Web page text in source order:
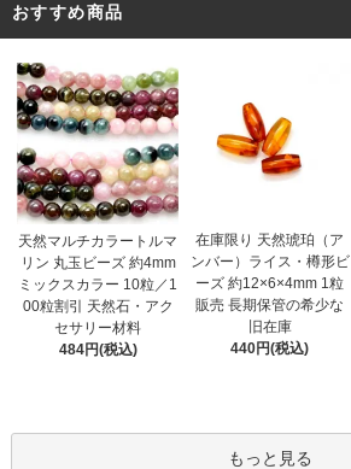
おすすめ商品
天然マルチカラートルマ
リン 丸玉ビーズ 約4mm
ミックスカラー 10粒／1
00粒割引 天然石・アク
セサリー材料
484円(税込)
在庫限り 天然琥珀（ア
ンバー）ライス・樽形ビ
ーズ 約12×6×4mm 1粒
販売 長期保管の希少な
旧在庫
440円(税込)
もっと見る